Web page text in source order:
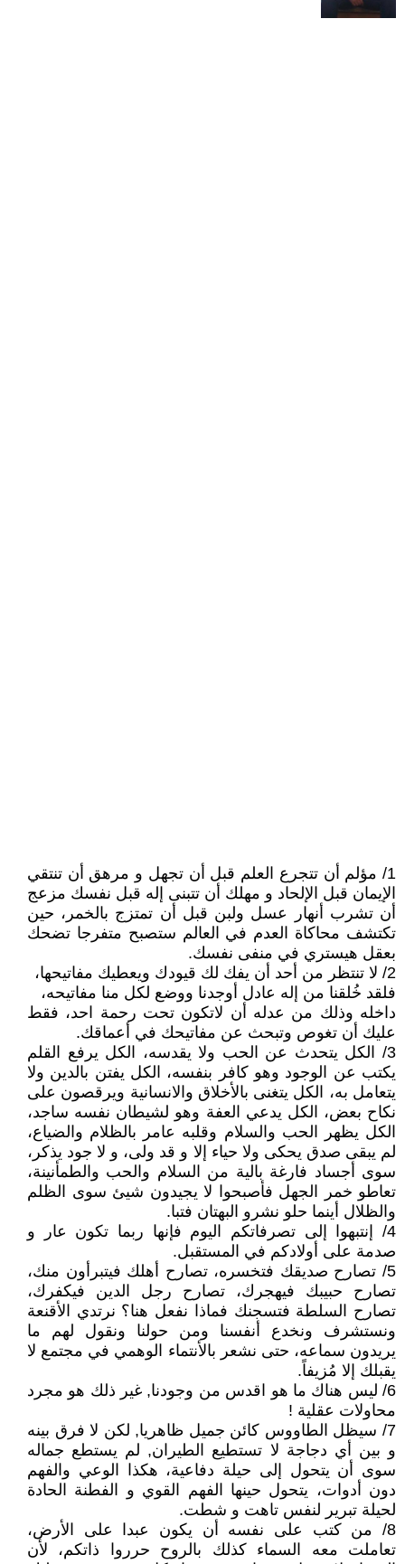
1/ مؤلم أن تتجرع العلم قبل أن تجهل و مرهق أن تنتقي
الإيمان قبل الإلحاد و مهلك أن تتبنى إله قبل نفسك مزعج
أن تشرب أنهار عسل ولبن قبل أن تمتزج بالخمر، حين
تكتشف محاكاة العدم في العالم ستصبح متفرجا تضحك
بعقل هيستري في منفى نفسك.
2/ لا تنتظر من أحد أن يفك لك قيودك ويعطيك مفاتيحها،
فلقد خُلقنا من إله عادل أوجدنا ووضع لكل منا مفاتيحه،
داخله وذلك من عدله أن لاتكون تحت رحمة احد، فقط
عليك أن تغوص وتبحث عن مفاتيحك في أعماقك.
3/ الكل يتحدث عن الحب ولا يقدسه، الكل يرفع القلم
يكتب عن الوجود وهو كافر بنفسه، الكل يفتن بالدين ولا
يتعامل به، الكل يتغنى بالأخلاق والانسانية ويرقصون على
نكاح بعض، الكل يدعي العفة وهو لشيطان نفسه ساجد،
الكل يظهر الحب والسلام وقلبه عامر بالظلام والضياع،
لم يبقى صدق يحكى ولا حياء إلا و قد ولى، و لا جود يذكر،
سوى أجساد فارغة بالية من السلام والحب والطمأنينة،
تعاطو خمر الجهل فأصبحوا لا يجيدون شيئ سوى الظلم
والظلال أينما حلو نشرو البهتان فتبا.
4/ إنتبهوا إلى تصرفاتكم اليوم فإنها ربما تكون عار و
صدمة على أولادكم في المستقبل.
5/ ‏تصارح صديقك فتخسره، تصارح أهلك فيتبرأون منك،
تصارح حبيبك فيهجرك، تصارح رجل الدين فيكفرك،
تصارح السلطة فتسجنك فماذا نفعل هنا؟ نرتدي الأقنعة
ونستشرف ونخدع أنفسنا ومن حولنا ونقول لهم ما
يريدون سماعه، حتى نشعر بالأنتماء الوهمي في مجتمع لا
يقبلك إلا مُزيفاً.
6/ ليس هناك ما هو اقدس من وجودنا, غير ذلك هو مجرد
محاولات عقلية !
7/ سيظل الطاووس كائن جميل ظاهريا, لكن لا فرق بينه
و بين أي دجاجة لا تستطيع الطيران, لم يستطع جماله
سوى أن يتحول إلى حيلة دفاعية، هكذا الوعي والفهم
دون أدوات، يتحول حينها الفهم القوي و الفطنة الحادة
لحيلة تبرير لنفس تاهت و شطت.
8/ من كتب على نفسه أن يكون عبدا على الأرض،
تعاملت معه السماء كذلك بالروح حرروا ذاتكم، لأن